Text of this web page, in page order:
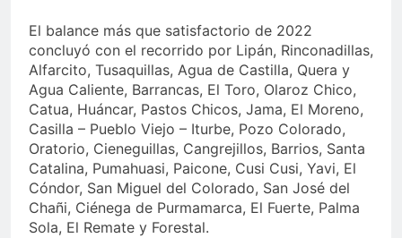
El balance más que satisfactorio de 2022
concluyó con el recorrido por Lipán, Rinconadillas,
Alfarcito, Tusaquillas, Agua de Castilla, Quera y
Agua Caliente, Barrancas, El Toro, Olaroz Chico,
Catua, Huáncar, Pastos Chicos, Jama, El Moreno,
Casilla – Pueblo Viejo – Iturbe, Pozo Colorado,
Oratorio, Cieneguillas, Cangrejillos, Barrios, Santa
Catalina, Pumahuasi, Paicone, Cusi Cusi, Yavi, El
Cóndor, San Miguel del Colorado, San José del
Chañi, Ciénega de Purmamarca, El Fuerte, Palma
Sola, El Remate y Forestal.